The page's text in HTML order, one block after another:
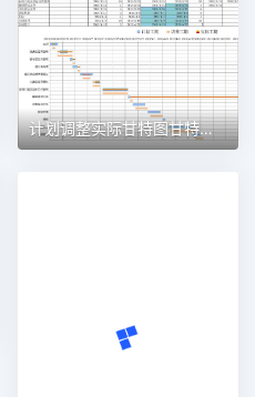
计划调整实际甘特图甘特图excel模板